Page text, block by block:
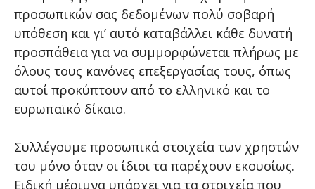
προσωπικών σας δεδομένων πολύ σοβαρή
υπόθεση και γι’ αυτό καταβάλλει κάθε δυνατή
προσπάθεια για να συμμορφώνεται πλήρως με
όλους τους κανόνες επεξεργασίας τους, όπως
αυτοί προκύπτουν από το ελληνικό και το
ευρωπαϊκό δίκαιο.
Συλλέγουμε προσωπικά στοιχεία των χρηστών
του μόνο όταν οι ίδιοι τα παρέχουν εκουσίως.
Ειδική μέριμνα υπάρχει για τα στοιχεία που